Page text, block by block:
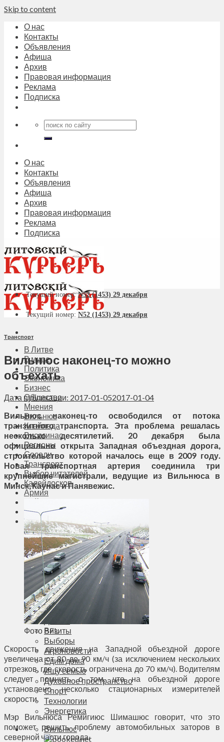
Skip to content
О нас
Контакты
Объявления
Афиша
Архив
Правовая информация
Реклама
Подписка
О нас
Контакты
Объявления
Афиша
Архив
Правовая информация
Реклама
Подписка
В Литве
В мире
Политика
Экономика
Бизнес
Общество
Мнения
Вильнюс
Клайпеда
Висагинас
Регионы
Соседи
Транспорт
Выбор читателей
Калейдоскоп
Армия
Сейм Литвы
Культура
Больше
Фоторепортаж
Туризм
ЛК рекомендует
Сеньорам
Образование
Здравоохранение
Экология
Происшествия
Приграничье
Деньги
Визиты
Выборы
Агроновости
Едим дома
Ищу семью
Духовное пространство
Спорт
Технологии
Энергетика
Вильнюс
Текущий номер:N52 (1453) 29 декабря
Текущий номер: N52 (1453) 29 декабря
Транспорт
Вильнюс наконец-то можно
объехать
Дата публикации: 2017-01-052017-01-04
Вильнюс наконец-то освободился от потока
транзитного транспорта. Эта проблема решалась
несколько десятилетий. 20 декабря была
официально открыта Западная объездная дорога,
строительство которой началось еще в 2009 году.
Новая транспортная артерия соединила три
крупнейшие магистрали, ведущие из Вильнюса в
Минск, Каунас и Панявежис.
Фото BFL
Скорость движения на Западной объездной дороге
увеличена от 80 до 90 км/ч (за исключением нескольких
отрезков, где скорость ограничена до 70 км/ч). Водителям
следует помнить о том, что на объездной дороге
установлено несколько стационарных измерителей
скорости.
Мэр Вильнюса Ремигиюс Шимашюс говорит, что это
поможет решить проблему автомобильных заторов в
северной части города.